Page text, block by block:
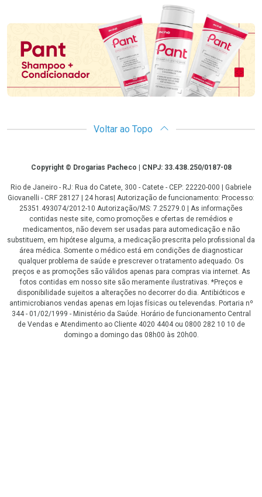
Promoção em Destaque
Voltar ao Topo
CopyrightCopyright © Drogarias Pacheco | CNPJ: 33.438.250/0187-08
Rio de Janeiro - RJ: Rua do Catete, 300 - Catete - CEP: 22220-000 | Gabriele
Giovanelli - CRF 28127 | 24 horas| Autorização de funcionamento: Processo:
25351.493074/2012-10 Autorização/MS: 7.25279.0 | As informações
contidas neste site, como promoções e ofertas de remédios e
medicamentos, não devem ser usadas para automedicação e não
substituem, em hipótese alguma, a medicação prescrita pelo profissional da
área médica. Somente o médico está em condições de diagnosticar
qualquer problema de saúde e prescrever o tratamento adequado. Os
preços e as promoções são válidos apenas para compras via internet. As
fotos contidas em nosso site são meramente ilustrativas. *Preços e
disponibilidade sujeitos a alterações no decorrer do dia. Antibióticos e
antimicrobianos vendas apenas em lojas físicas ou televendas. Portaria nº
344 - 01/02/1999 - Ministério da Saúde. Horário de funcionamento Central
de Vendas e Atendimento ao Cliente 4020 4404 ou 0800 282 10 10 de
domingo a domingo das 08h00 às 20h00.